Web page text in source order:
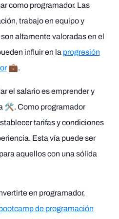
como programador. Las
trabajo en equipo y
altamente valoradas en el
influir en la progresión
💼.
el salario es emprender y
🛠️. Como programador
tarifas y condiciones
Esta vía puede ser
aquellos con una sólida
en programador,
de programación